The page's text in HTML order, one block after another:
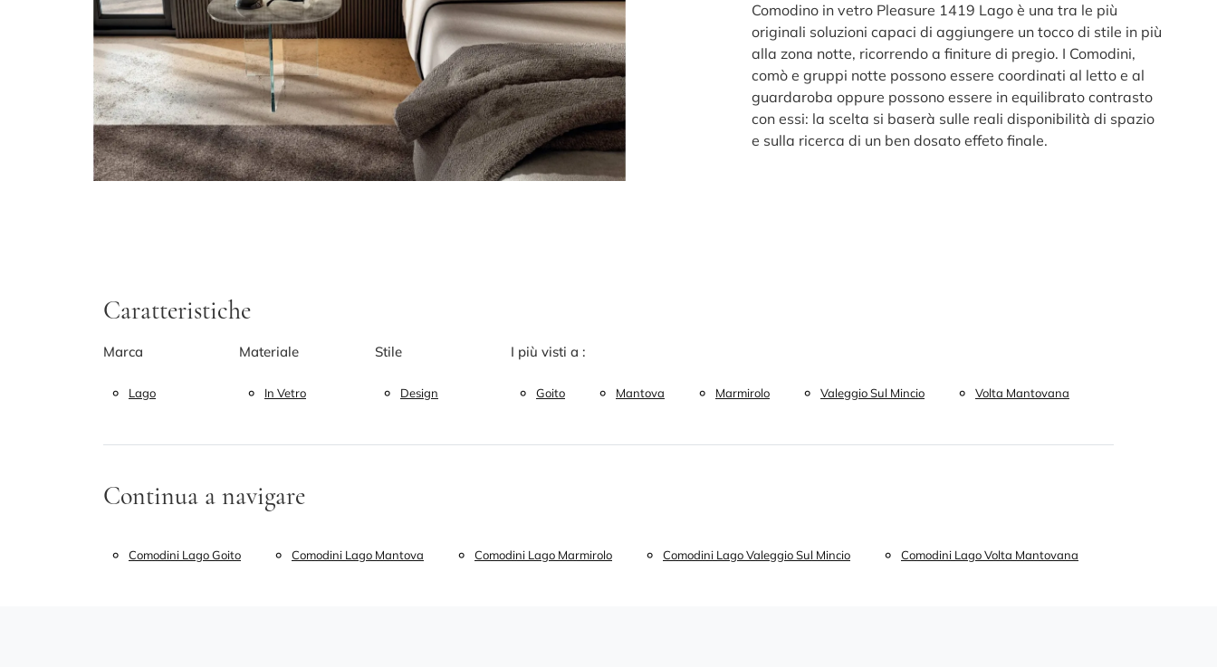
Comodino in vetro Pleasure 1419 Lago è una tra le più
originali soluzioni capaci di aggiungere un tocco di stile in più
alla zona notte, ricorrendo a finiture di pregio. I Comodini,
comò e gruppi notte possono essere coordinati al letto e al
guardaroba oppure possono essere in equilibrato contrasto
con essi: la scelta si baserà sulle reali disponibilità di spazio
e sulla ricerca di un ben dosato effeto finale.
Caratteristiche
Marca
Lago
Materiale
In Vetro
Stile
Design
I più visti a :
Goito Mantova Marmirolo Valeggio Sul Mincio Volta Mantovana
Continua a navigare
Comodini Lago Goito Comodini Lago Mantova Comodini Lago Marmirolo Comodini Lago Valeggio Sul Mincio Comodini Lago Volta Mantovana